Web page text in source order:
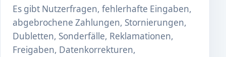
Es gibt Nutzerfragen, fehlerhafte Eingaben,
abgebrochene Zahlungen, Stornierungen,
Dubletten, Sonderfälle, Reklamationen,
Freigaben, Datenkorrekturen,